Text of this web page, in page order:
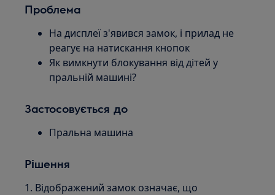
Проблема
На дисплеї з'явився замок, і прилад не
реагує на натискання кнопок
Як вимкнути блокування від дітей у
пральній машині?
Застосовується до
Пральна машина
Рішення
1. Відображений замок означає, що